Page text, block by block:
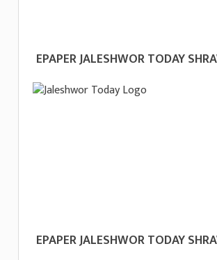
EPAPER JALESHWOR TODAY
EPAPER JALESHWOR TODAY